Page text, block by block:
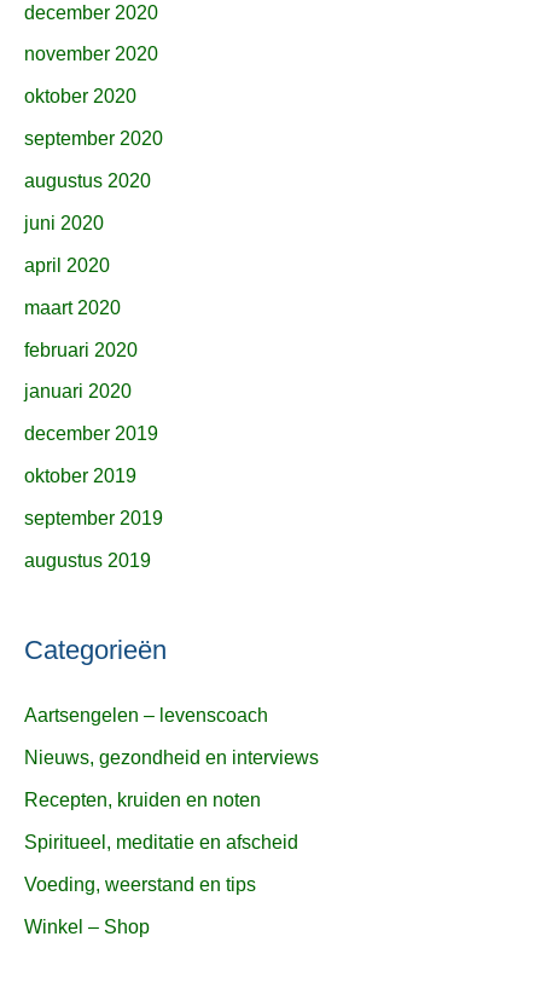
december 2020
november 2020
oktober 2020
september 2020
augustus 2020
juni 2020
april 2020
maart 2020
februari 2020
januari 2020
december 2019
oktober 2019
september 2019
augustus 2019
Categorieën
Aartsengelen – levenscoach
Nieuws, gezondheid en interviews
Recepten, kruiden en noten
Spiritueel, meditatie en afscheid
Voeding, weerstand en tips
Winkel – Shop